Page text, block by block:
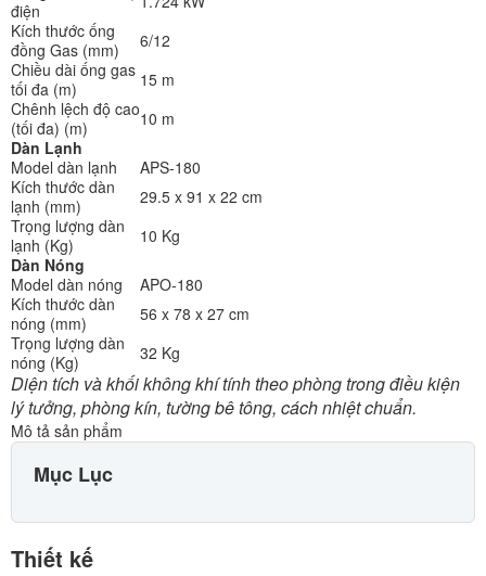
điện
Kích thước ống
đồng Gas (mm)
6/12
Chiều dài ống gas
tối đa (m)
15 m
Chênh lệch độ cao
(tối đa) (m)
10 m
Dàn Lạnh
Model dàn lạnh
APS-180
Kích thước dàn
lạnh (mm)
29.5 x 91 x 22 cm
Trọng lượng dàn
lạnh (Kg)
10 Kg
Dàn Nóng
Model dàn nóng
APO-180
Kích thước dàn
nóng (mm)
56 x 78 x 27 cm
Trọng lượng dàn
nóng (Kg)
32 Kg
Diện tích và khối không khí tính theo phòng trong điều kiện
lý tưởng, phòng kín, tường bê tông, cách nhiệt chuẩn.
Mô tả sản phẩm
Mục Lục
Thiết kế